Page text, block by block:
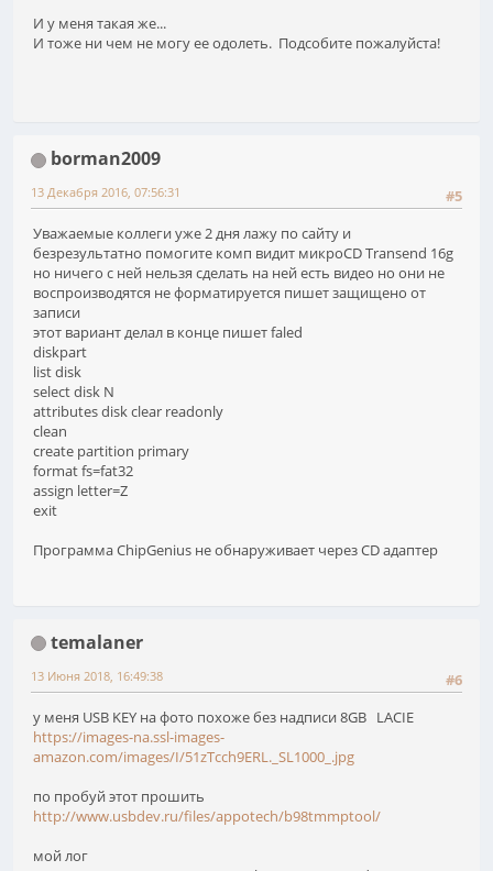
И у меня такая же...
И тоже ни чем не могу ее одолеть. Подсобите пожалуйста!
borman2009
#5
13 Декабря 2016, 07:56:31
Уважаемые коллеги уже 2 дня лажу по сайту и
безрезультатно помогите комп видит микроCD Transend 16g
но ничего с ней нельзя сделать на ней есть видео но они не
воспроизводятся не форматируется пишет защищено от
записи
этот вариант делал в конце пишет faled
diskpart
list disk
select disk N
attributes disk clear readonly
clean
create partition primary
format fs=fat32
assign letter=Z
exit
Программа ChipGenius не обнаруживает через CD адаптер
temalaner
#6
13 Июня 2018, 16:49:38
у меня USB KEY на фото похоже без надписи 8GB LACIE
https://images-na.ssl-images-
amazon.com/images/I/51zTcch9ERL._SL1000_.jpg
по пробуй этот прошить
http://www.usbdev.ru/files/appotech/b98tmmptool/
мой лог